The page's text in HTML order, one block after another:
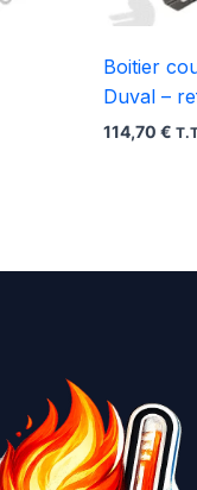
Boitier
Duval –
114,70€